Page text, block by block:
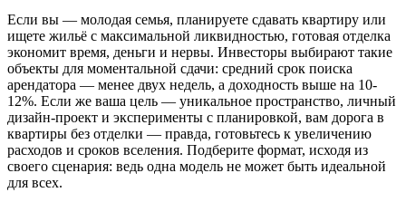
Если вы — молодая семья, планируете сдавать квартиру или
ищете жильё с максимальной ликвидностью, готовая отделка
экономит время, деньги и нервы. Инвесторы выбирают такие
объекты для моментальной сдачи: средний срок поиска
арендатора — менее двух недель, а доходность выше на 10-
12%. Если же ваша цель — уникальное пространство, личный
дизайн-проект и эксперименты с планировкой, вам дорога в
квартиры без отделки — правда, готовьтесь к увеличению
расходов и сроков вселения. Подберите формат, исходя из
своего сценария: ведь одна модель не может быть идеальной
для всех.